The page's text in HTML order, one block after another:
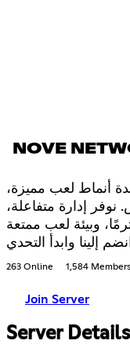
NOVE
أنماط لعب مميزة،
إدارة متفاعلة،
وبيئة لعب ممتعة
263 Online 1,584 Members
Join Server
Server Details